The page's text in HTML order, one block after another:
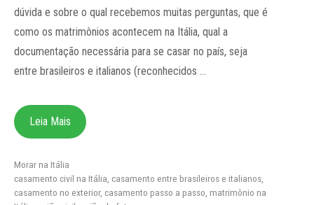
dúvida e sobre o qual recebemos muitas perguntas, que é
como os matrimônios acontecem na Itália, qual a
documentação necessária para se casar no país, seja
entre brasileiros e italianos (reconhecidos …
Leia Mais
Categorias
Morar na Itália
Tags
casamento civil na Itália casamento entre brasileiros e italianos
casamento no exterior, casamento passo a passo matrimônio na